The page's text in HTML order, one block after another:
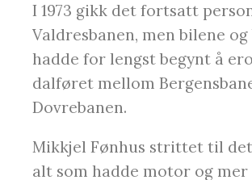
I 1973 gikk det fortsatt
Valdresbanen, men bilene og
hadde for lengst begynt å
dalføret mellom
Dovrebanen.
Mikkjel Fønhus strittet til
alt som hadde motor og mer